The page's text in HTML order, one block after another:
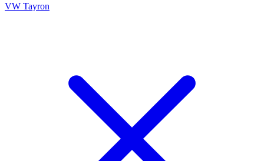
VW Tayron